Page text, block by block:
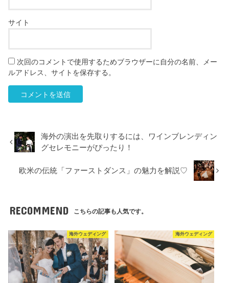
サイト
次回のコメントで使用するためブラウザーに自分の名前、メー
ルアドレス、サイトを保存する。
海外の演出を先取りするには、ワインブレンディン
グセレモニーがぴったり！
欧米の伝統「ファーストダンス」の魅力を解説♡
RECOMMEND こちらの記事も人気です。
海外ウェディング 海外ウェディング